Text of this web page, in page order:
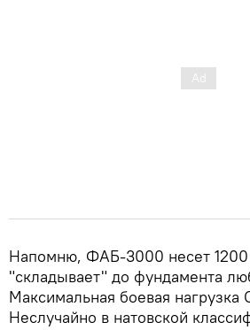
Напомню, ФАБ-3000 несет 1200
"складывает" до фундамента
Максимальная боевая нагрузка
Неслучайно в натовской